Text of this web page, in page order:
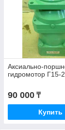
Аксиально-
гидромотор Г15-
90 000 ₸
Купить